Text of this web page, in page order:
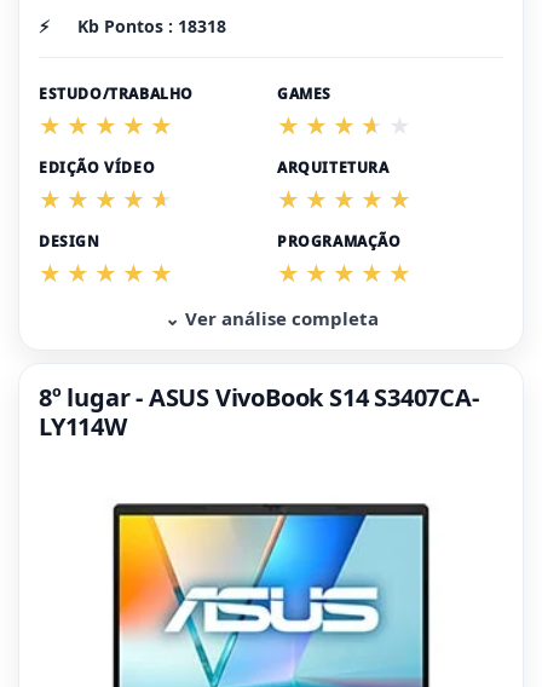
⚡
Kb Pontos : 18318
ESTUDO/TRABALHO GAMES
EDIÇÃO VÍDEO ARQUITETURA
DESIGN PROGRAMAÇÃO
⌄ Ver análise completa
8º lugar - ASUS VivoBook S14 S3407CA-
LY114W